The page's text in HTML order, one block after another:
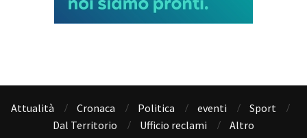
Attualità Cronaca Politica eventi
Sport
Dal Territorio
Ufficio reclami Altro